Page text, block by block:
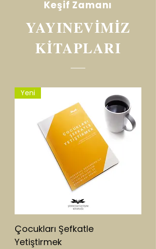
Keşif Zamanı
YAYINEVİMİZ
KİTAPLARI
Yeni
Çocukları Şefkatle
Yetiştirmek